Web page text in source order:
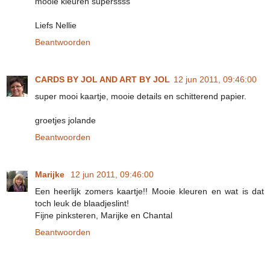
Liefs Nellie
Beantwoorden
CARDS BY JOL AND ART BY JOL 12 jun 2011, 09:46:00
super mooi kaartje, mooie details en schitterend papier.
groetjes jolande
Beantwoorden
Marijke
12 jun 2011, 09:46:00
Een heerlijk zomers kaartje!! Mooie kleuren en wat is dat
toch leuk de blaadjeslint!
Fijne pinksteren, Marijke en Chantal
Beantwoorden